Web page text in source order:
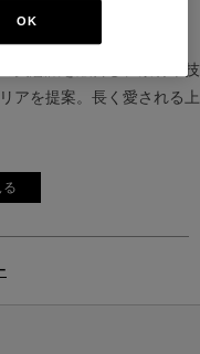
を掲げるグローバル家
美意識を融合し、素材や技
アを提案。長く愛される上
OK